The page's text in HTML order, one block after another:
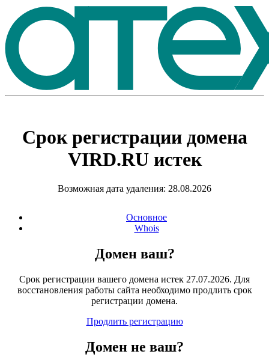
Срок регистрации домена
VIRD.RUистек
Возможная дата удаления: 28.08.2026
Основное
Whois
Домен ваш?
Срок регистрации вашего домена истек 27.07.2026. Для
восстановления работы сайта необходимо продлить срок
регистрации домена.
Продлить регистрацию
Домен не ваш?